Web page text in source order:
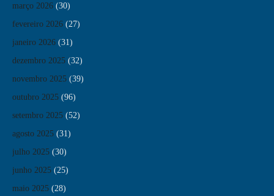
março 2026 (30)
fevereiro 2026 (27)
janeiro 2026 (31)
dezembro 2025 (32)
novembro 2025 (39)
outubro 2025 (96)
setembro 2025 (52)
agosto 2025 (31)
julho 2025 (30)
junho 2025 (25)
maio 2025 (28)